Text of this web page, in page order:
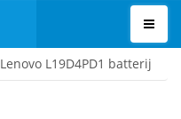
Lenovo L19D4PD1 batterij